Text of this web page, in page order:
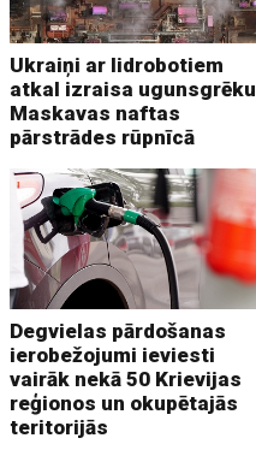
Ukraiņi ar lidrobotiem
atkal izraisa ugunsgrēku
Maskavas naftas
pārstrādes rūpnīcā
Degvielas pārdošanas
ierobežojumi ieviesti
vairāk nekā 50 Krievijas
reģionos un okupētajās
teritorijās